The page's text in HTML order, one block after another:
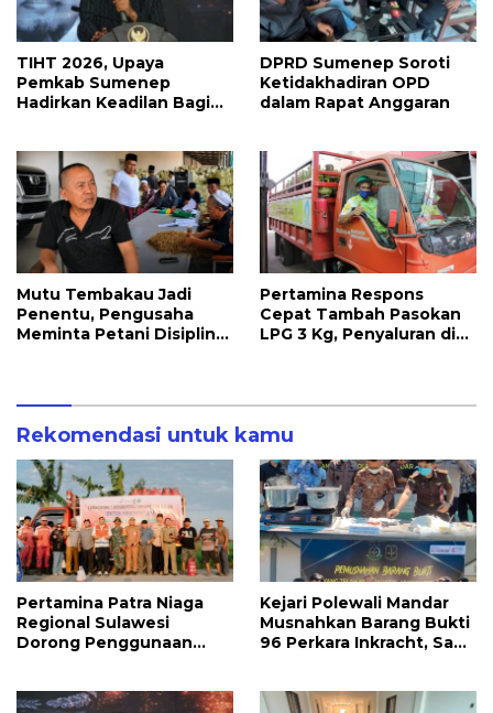
TIHT 2026, Upaya
Pemkab Sumenep
Hadirkan Keadilan Bagi
DPRD Sumenep Soroti
Ketidakhadiran OPD
dalam Rapat Anggaran
Mutu Tembakau Jadi
Penentu, Pengusaha
Meminta Petani Disiplin
Pertamina Respons
Cepat Tambah Pasokan
LPG 3 Kg, Penyaluran di
Rekomendasi untuk kamu
Pertamina Patra Niaga
Regional Sulawesi
Dorong Penggunaan
Energi Irigasi
Kejari Polewali Mandar
Musnahkan Barang Bukti
96 Perkara Inkracht, Sabu